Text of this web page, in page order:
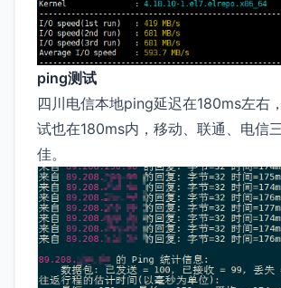
ping测试
四川电信本地ping延迟在180ms左右
试也在180ms内，移动、联通、电信
佳。